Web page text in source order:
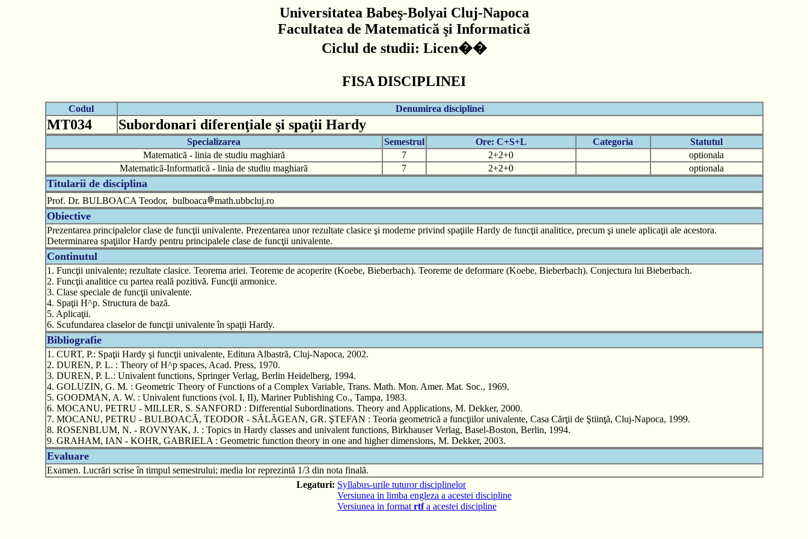
Universitatea Babeş-Bolyai Cluj-Napoca
Facultatea de Matematică şi Informatică
Ciclul de studii: Licen��
FISA DISCIPLINEI
Codul Denumirea disciplinei
MT034 Subordonari diferenţiale şi spaţii Hardy
Specializarea Semestrul Ore: C+S+L Categoria
Statutul
Matematică - linia de studiu maghiară
7 2+2+0
optionala
Matematică-Informatică - linia de studiu maghiară
7 2+2+0 optionala
Titularii de disciplina
Prof. Dr. BULBOACA Teodor, bulboaca math.ubbcluj.ro
Obiective
Prezentarea principalelor clase de funcţii univalente. Prezentarea unor rezultate clasice şi moderne privind spaţiile Hardy de funcţii analitice, precum şi unele aplicaţii ale acestora.
Determinarea spaţiilor Hardy pentru principalele clase de funcţii univalente.
Continutul
1. Funcţii univalente; rezultate clasice. Teorema ariei. Teoreme de acoperire (Koebe, Bieberbach). Teoreme de deformare (Koebe, Bieberbach). Conjectura lui Bieberbach.
2. Funcţii analitice cu partea reală pozitivă. Funcţii armonice.
3. Clase speciale de funcţii univalente.
4. Spaţii H^p. Structura de bază.
5. Aplicaţii.
6. Scufundarea claselor de funcţii univalente în spaţii Hardy.
Bibliografie
1. CURT, P.: Spaţii Hardy şi funcţii univalente, Editura Albastră, Cluj-Napoca, 2002.
2. DUREN, P. L. : Theory of H^p spaces, Acad. Press, 1970.
3. DUREN, P. L.: Univalent functions, Springer Verlag, Berlin Heidelberg, 1994.
4. GOLUZIN, G. M. : Geometric Theory of Functions of a Complex Variable, Trans. Math. Mon. Amer. Mat. Soc., 1969.
5. GOODMAN, A. W. : Univalent functions (vol. I, II), Mariner Publishing Co., Tampa, 1983.
6. MOCANU, PETRU - MILLER, S. SANFORD : Differential Subordinations. Theory and Applications, M. Dekker, 2000.
7. MOCANU, PETRU - BULBOACĂ, TEODOR - SĂLĂGEAN, GR. ŞTEFAN : Teoria geometrică a funcţiilor univalente, Casa Cărţii de Ştiinţă, Cluj-Napoca, 1999.
8. ROSENBLUM, N. - ROVNYAK, J. : Topics in Hardy classes and univalent functions, Birkhauser Verlag, Basel-Boston, Berlin, 1994.
9. GRAHAM, IAN - KOHR, GABRIELA : Geometric function theory in one and higher dimensions, M. Dekker, 2003.
Evaluare
Examen. Lucrări scrise în timpul semestrului; media lor reprezintă 1/3 din nota finală.
Legaturi: Syllabus-urile tuturor disciplinelor
Versiunea in limba engleza a acestei discipline
Versiunea in format rtfa acestei discipline